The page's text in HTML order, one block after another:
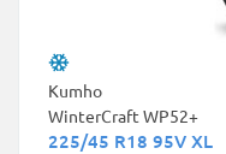
Kumho
WinterCraft WP52+
225/45 R18 95V XL